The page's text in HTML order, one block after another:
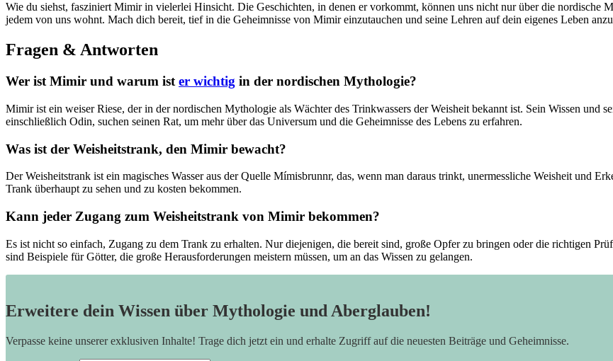
Wie​ du siehst, fasziniert Mimir in vielerlei Hinsicht. Die Geschichten, in denen er vorkommt, können uns nicht nur über die nordische
jedem von uns wohnt. Mach dich‍ bereit, tief in die Geheimnisse von Mimir‍ einzutauchen ​und seine ⁢Lehren auf dein eigenes Leben‍
Fragen & ​Antworten
Wer ist Mimir und warum⁢ ister wichtig in der nordischen Mythologie?
Mimir ist ein weiser Riese, der in der nordischen ⁣Mythologie‌ als Wächter des Trinkwassers der Weisheit ⁢bekannt ist. Sein Wissen und
einschließlich Odin, suchen seinen Rat, um​ mehr ⁢über das Universum und⁣ die Geheimnisse​ des Lebens zu erfahren.
Was ist der Weisheitstrank, den Mimir bewacht?
Der Weisheitstrank ist⁢ ein magisches Wasser aus der Quelle Mímisbrunnr, das,⁢ wenn man​ daraus trinkt, unermessliche Weisheit und
Trank überhaupt zu sehen ‌und​ zu kosten‌ bekommen.
Kann jeder Zugang zum‍ Weisheitstrank von Mimir bekommen?
Es ist ⁢nicht so einfach, Zugang zu dem Trank zu erhalten. Nur diejenigen, die bereit sind, große Opfer zu bringen oder die richtigen
sind Beispiele für Götter, die große Herausforderungen meistern müssen, um an das Wissen zu gelangen.
Erweitere dein Wissen über Mythologie und Aberglauben!
Verpasse keine unserer exklusiven Inhalte! Trage dich jetzt ein und erhalte Zugriff auf die neuesten Beiträge und Geheimnisse.